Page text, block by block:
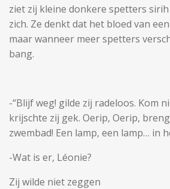
ziet zij kleine donkere spetters
zich. Ze denkt dat het bloed van
maar wanneer meer spetters
bang.
-“Blijf weg! gilde zij radeloos. Kom
krijschte zij gek. Oerip, Oerip,
zwembad! Een lamp, een lamp… in
-Wat is er, Léonie?
Zij wilde niet zeggen